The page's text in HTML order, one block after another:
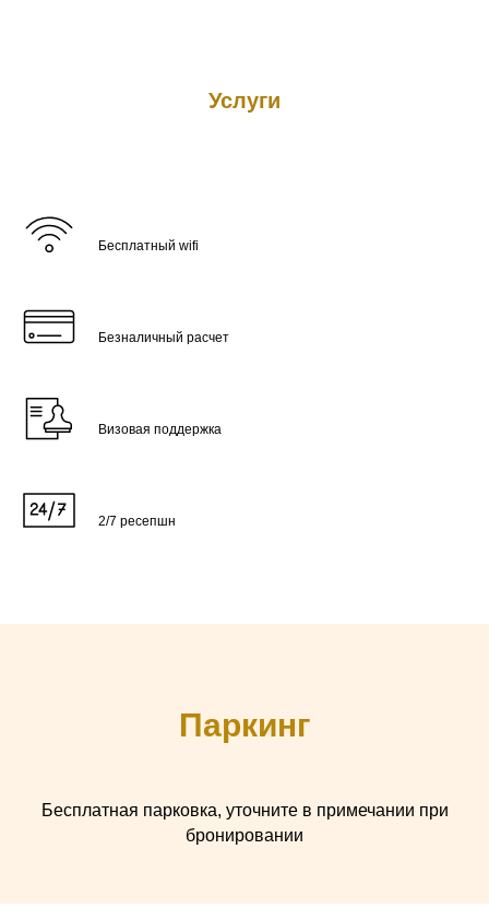
Услуги
Бесплатный wifi
Безналичный расчет
Визовая поддержка
2/7 ресепшн
Паркинг
Бесплатная парковка, уточните в примечании при
бронировании